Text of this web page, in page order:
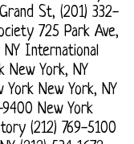
St, (201) 332-
725 Park Ave,
International
New York, NY
New York, NY
New York
(212) 769-5100